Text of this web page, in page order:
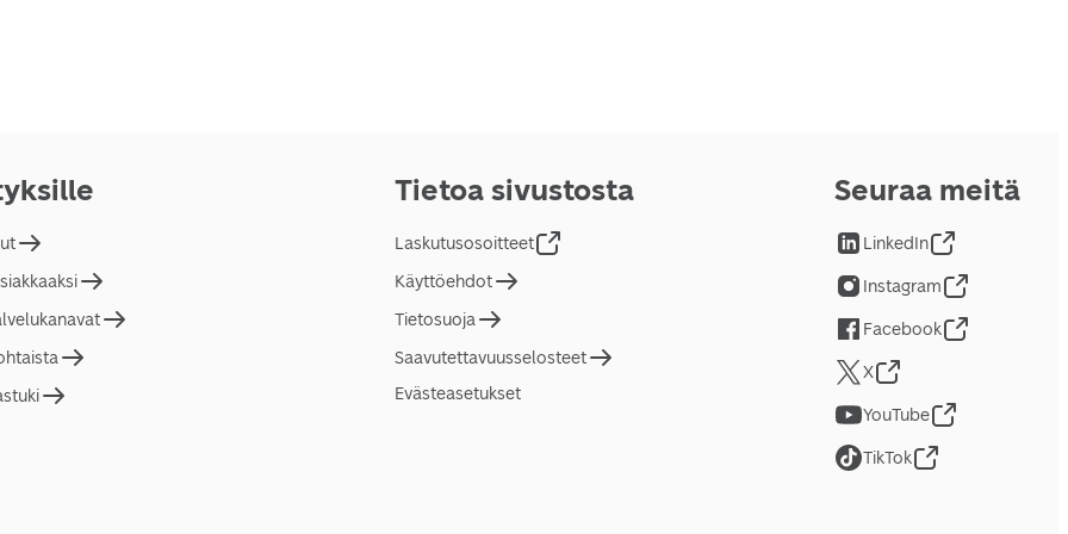
Tietoa sivustosta
Laskutusosoitteet
Käyttöehdot
Tietosuoja
Saavutettavuusselosteet
Evästeasetukset
Seuraa meitä
LinkedIn
Instagram
Facebook
X
YouTube
TikTok